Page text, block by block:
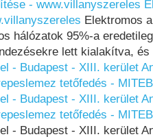
- www.villanyszereles
Elektromos
hálózatok 95%-a
lett kialakítva,
- Budapest - XIII. kerület
tetőfedés -
- Budapest - XIII. kerület
tetőfedés -
- Budapest - XIII. kerület